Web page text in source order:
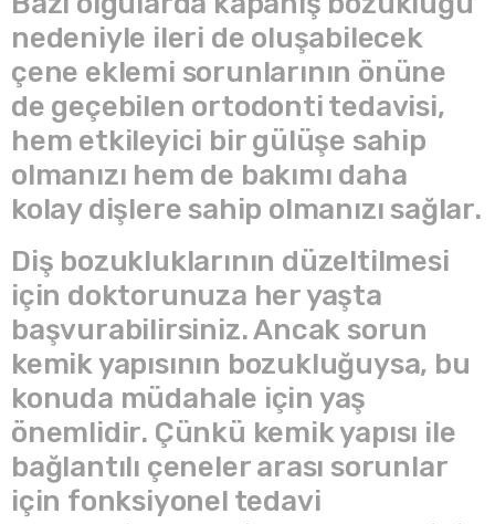
nedeniyle ileri de oluşabilecek
çene eklemi sorunlarının önüne
de geçebilen ortodonti tedavisi,
hem etkileyici bir gülüşe sahip
olmanızı hem de bakımı daha
kolay dişlere sahip olmanızı sağlar.
Diş bozukluklarının düzeltilmesi
için doktorunuza her yaşta
başvurabilirsiniz. Ancak sorun
kemik yapısının bozukluğuysa, bu
konuda müdahale için yaş
önemlidir. Çünkü kemik yapısı ile
bağlantılı çeneler arası sorunlar
için fonksiyonel tedavi